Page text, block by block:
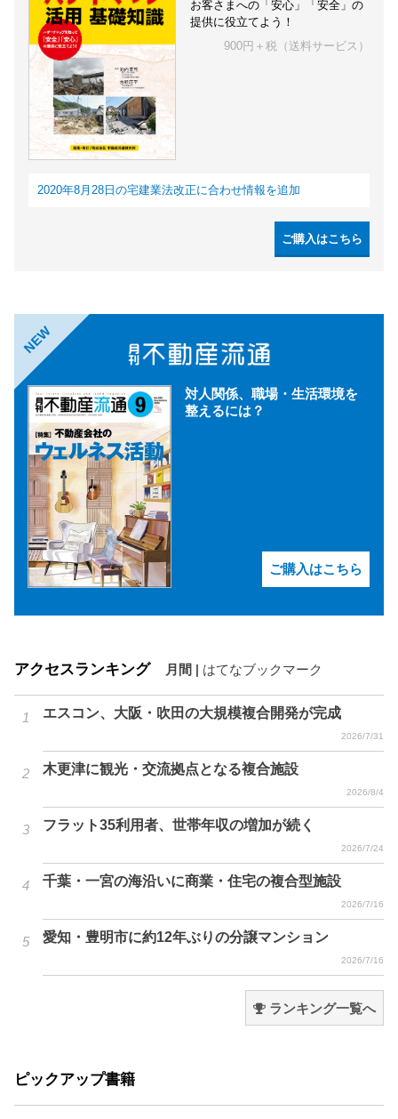
お客さまへの「安心」「安全」の
提供に役立てよう！
900円＋税（送料サービス）
2020年8月28日の宅建業法改正に合わせ情報を追加
ご購入はこちら
NEW
対人関係、職場・生活環境を
整えるには？
ご購入はこちら
アクセスランキング 月間 はてなブックマーク
エスコン、大阪・吹田の大規模複合開発が完成
2026/7/31
木更津に観光・交流拠点となる複合施設
2026/8/4
フラット35利用者、世帯年収の増加が続く
2026/7/24
千葉・一宮の海沿いに商業・住宅の複合型施設
2026/7/16
愛知・豊明市に約12年ぶりの分譲マンション
2026/7/16
ランキング一覧へ
ピックアップ書籍